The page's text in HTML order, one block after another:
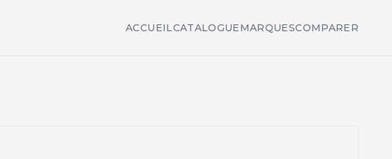
ACCUEILCATALOGUEMARQUESCOMPARER